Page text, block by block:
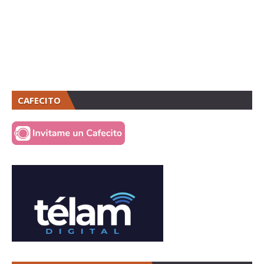
CAFECITO